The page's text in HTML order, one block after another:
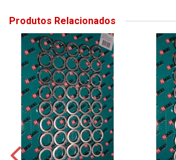
Produtos Relacionados